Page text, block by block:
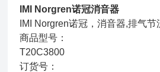
IMI Norgren诺冠消音器
IMI Norgren诺冠，消音器,排气节
商品型号：
T20C3800
订货号：